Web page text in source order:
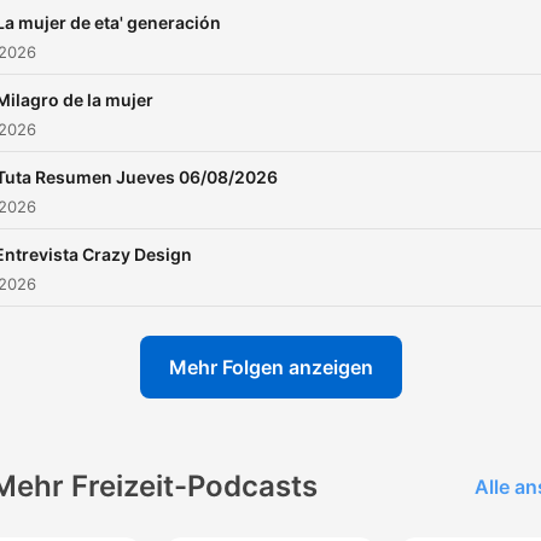
mujer de eta' generación
de la mujer
Resumen Jueves 06/08/2026
Crazy Design
Mehr Folgen anzeigen
Freizeit-Podcasts Alle